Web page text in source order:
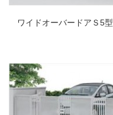
ワイドオーバードアＳ5型